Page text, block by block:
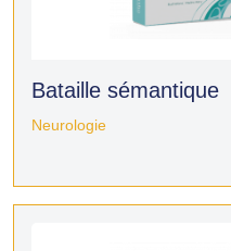
Bataille sémantique
Neurologie